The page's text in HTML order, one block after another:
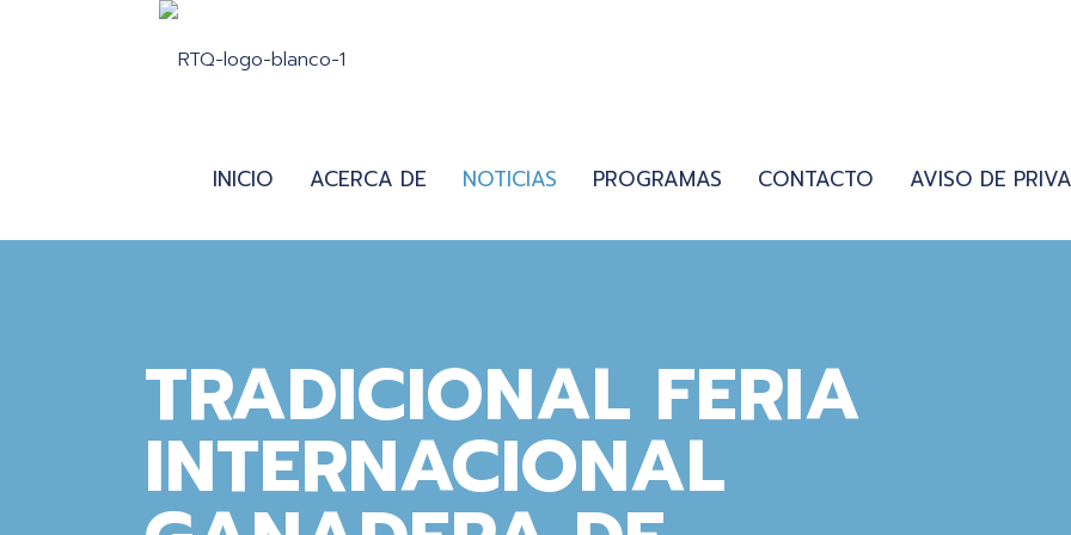
INICIO ACERCA DE NOTICIAS PROGRAMAS CONTACTO AVISO DE
TRADICIONAL FERIA
INTERNACIONAL